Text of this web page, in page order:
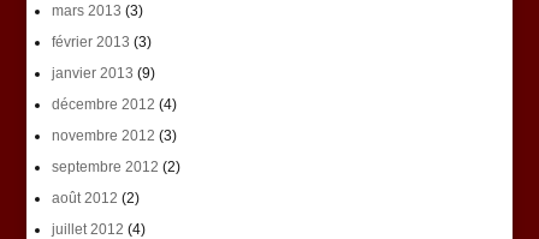
mars 2013 (3)
février 2013 (3)
janvier 2013 (9)
décembre 2012 (4)
novembre 2012 (3)
septembre 2012 (2)
août 2012 (2)
juillet 2012 (4)